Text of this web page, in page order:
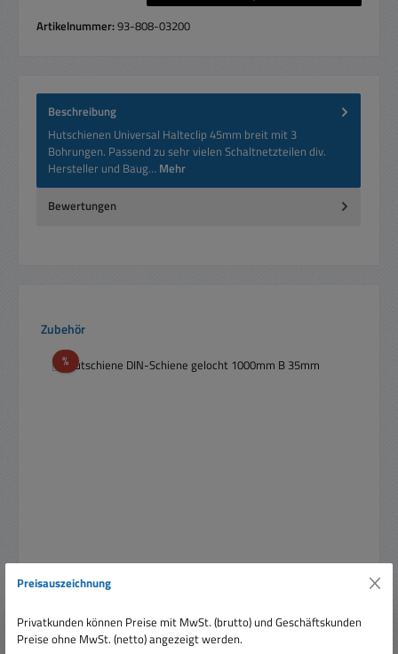
Artikelnummer:93-808-03200
Beschreibung
Hutschienen Universal Halteclip 45mm breit mit 3
Bohrungen. Passend zu sehr vielen Schaltnetzteilen div.
Hersteller und Baug… Mehr
Bewertungen
Produktgalerie überspringen
Zubehör
%Rabatt
Hutschiene DIN-Schiene gelocht 1000mm B 35mm
Preisauszeichnung
Privatkunden können Preise mit MwSt. (brutto) und Geschäftskunden
Preise ohne MwSt. (netto) angezeigt werden.